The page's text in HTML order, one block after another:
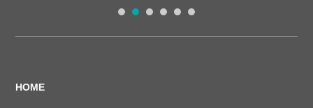
HOME